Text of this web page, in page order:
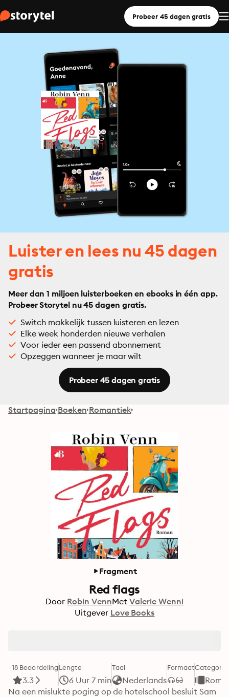
Probeer 45 dagen gratis
Luister en lees nu 45 dagen
gratis
Meer dan 1 miljoen luisterboeken en ebooks in één app.
Probeer Storytel nu 45 dagen gratis.
Switch makkelijk tussen luisteren en lezen
Elke week honderden nieuwe verhalen
Voor ieder een passend abonnement
Opzeggen wanneer je maar wilt
Probeer 45 dagen gratis
Startpagina Boeken Romantiek
Fragment
Red flags
Door Robin VennMet Valerie Wenni
Uitgever Love Books
18 Beoordeling
3.3
Lengte
6 Uur 7 min
Taal
Nederlands
FormaatCategorie
Na een mislukte poging op de hotelschool besluit Sam